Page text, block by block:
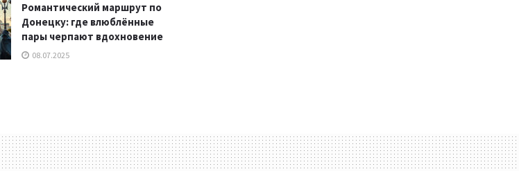
Романтический маршрут по
Донецку: где влюблённые
пары черпают вдохновение
08.07.2025